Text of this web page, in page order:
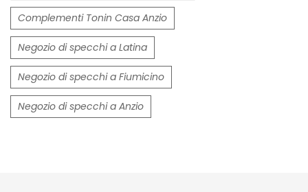
Complementi Tonin Casa Anzio
Negozio di specchi a Latina
Negozio di specchi a Fiumicino
Negozio di specchi a Anzio